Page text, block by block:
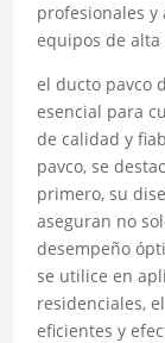
profesionales
equipos de alta
el ducto pavco
esencial para
de calidad y
pavco, se
primero, su
aseguran no
desempeño
se utilice en
residenciales,
eficientes y